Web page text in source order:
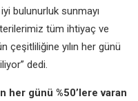
bulunurluk sunmayı
tüm ihtiyaç ve
çeşitliliğine yılın her günü
dedi.
her günü %50’lere varan